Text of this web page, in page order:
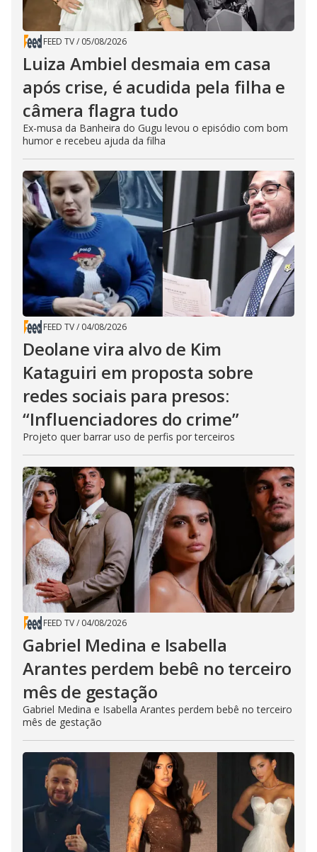
FEED TV/ 05/08/2026
Luiza Ambiel desmaia em casa
após crise, é acudida pela filha e
câmera flagra tudo
Ex-musa da Banheira do Gugu levou o episódio com bom
humor e recebeu ajuda da filha
FEED TV/ 04/08/2026
Deolane vira alvo de Kim
Kataguiri em proposta sobre
redes sociais para presos:
“Influenciadores do crime”
Projeto quer barrar uso de perfis por terceiros
FEED TV/ 04/08/2026
Gabriel Medina e Isabella
Arantes perdem bebê no terceiro
mês de gestação
Gabriel Medina e Isabella Arantes perdem bebê no terceiro
mês de gestação